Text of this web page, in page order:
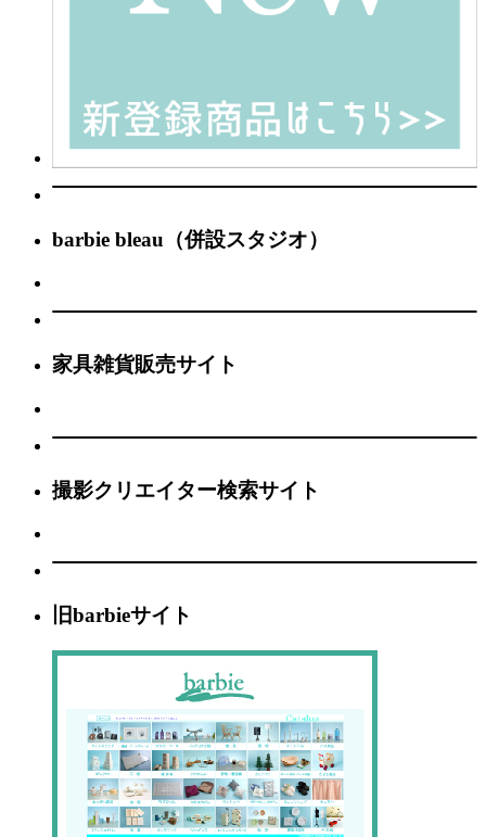
barbie bleau（併設スタジオ）
家具雑貨販売サイト
撮影クリエイター検索サイト
旧barbieサイト